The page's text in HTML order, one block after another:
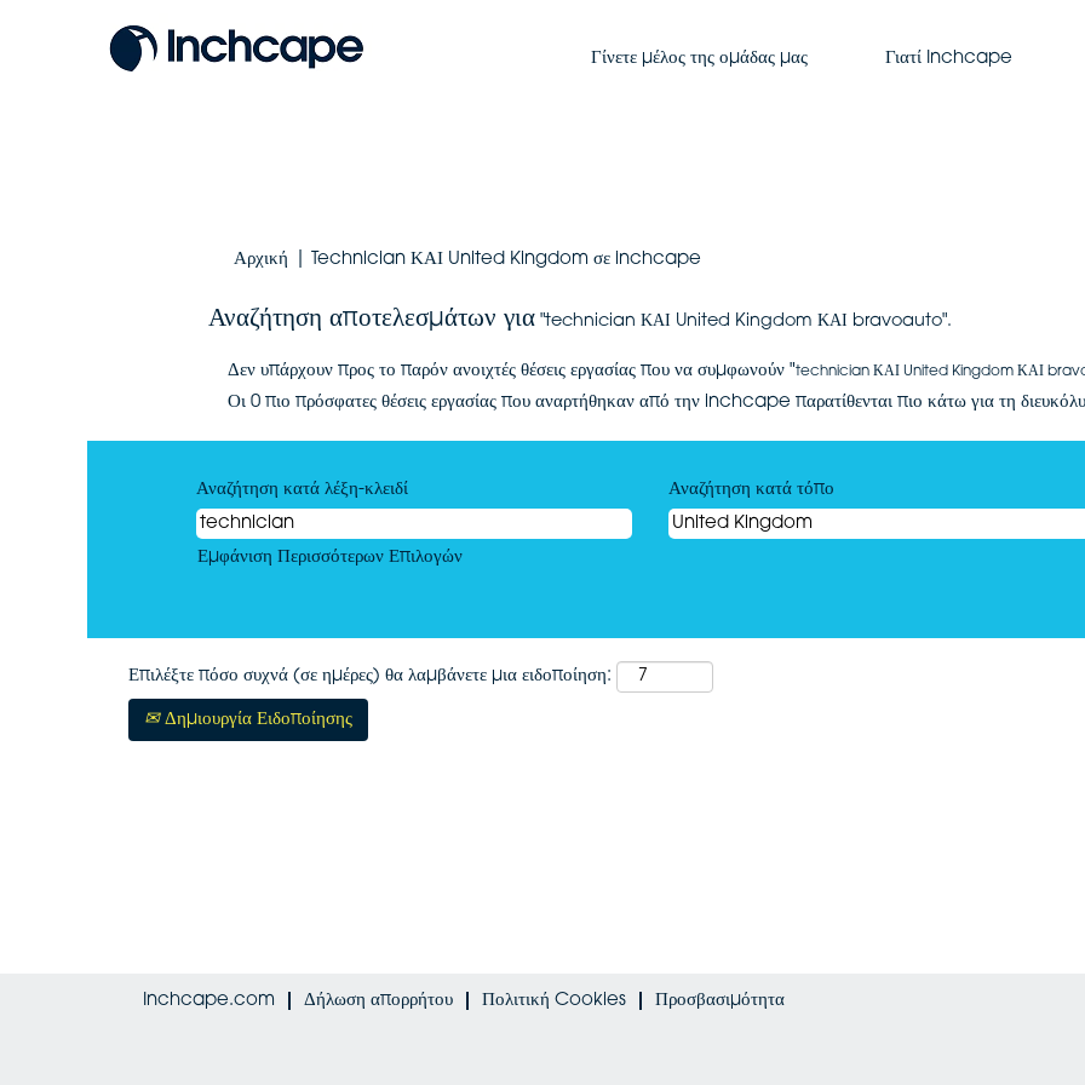
Γίνετε μέλος της ομάδας μας Γιατί Inchcape
Αρχική Technician ΚΑΙ United Kingdom σε inchcape
Αναζήτηση αποτελεσμάτων για "technician ΚΑΙ United Kingdom ΚΑΙ bravoauto".
Δεν υπάρχουν προς το παρόν ανοιχτές θέσεις εργασίας που να συμφωνούν "technician ΚΑΙ United Kingdom ΚΑΙ
Οι 0 πιο πρόσφατες θέσεις εργασίας που αναρτήθηκαν από την inchcape παρατίθενται πιο κάτω για τη
Αναζήτηση κατά λέξη-κλειδί Αναζήτηση κατά τόπο
Εμφάνιση Περισσότερων Επιλογών
Επιλέξτε πόσο συχνά (σε ημέρες) θα λαμβάνετε μια ειδοποίηση:
Δημιουργία Ειδοποίησης
Inchcape.com Δήλωση απορρήτου Πολιτική Cookies Προσβασιμότητα